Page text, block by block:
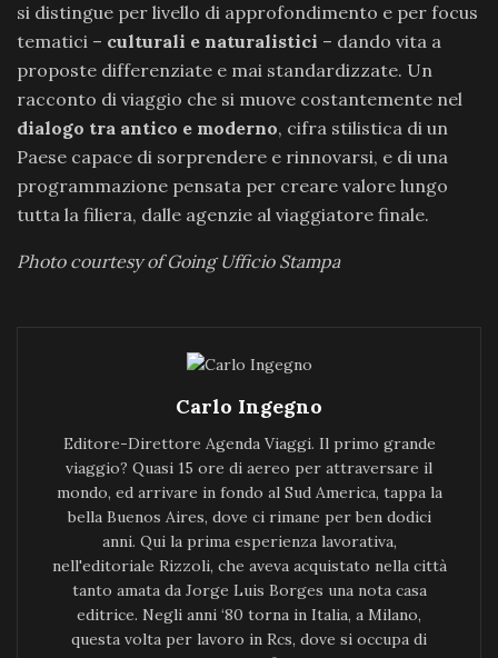
si distingue per livello di approfondimento e per focus
tematici – culturali e naturalistici – dando vita a
proposte differenziate e mai standardizzate. Un
racconto di viaggio che si muove costantemente nel
dialogo tra antico e moderno, cifra stilistica di un
Paese capace di sorprendere e rinnovarsi, e di una
programmazione pensata per creare valore lungo
tutta la filiera, dalle agenzie al viaggiatore finale.
Photo courtesy of Going Ufficio Stampa
Carlo Ingegno
Editore-Direttore Agenda Viaggi. Il primo grande
viaggio? Quasi 15 ore di aereo per attraversare il
mondo, ed arrivare in fondo al Sud America, tappa la
bella Buenos Aires, dove ci rimane per ben dodici
anni. Qui la prima esperienza lavorativa,
nell'editoriale Rizzoli, che aveva acquistato nella città
tanto amata da Jorge Luis Borges una nota casa
editrice. Negli anni ‘80 torna in Italia, a Milano,
questa volta per lavoro in Rcs, dove si occupa di